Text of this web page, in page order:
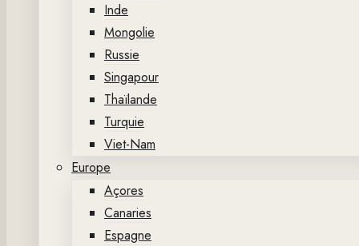
Inde
Mongolie
Russie
Singapour
Thaïlande
Turquie
Viet-Nam
Europe
Açores
Canaries
Espagne